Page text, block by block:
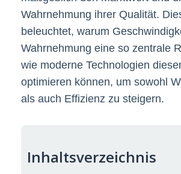
Wahrnehmung ihrer Qualität.
beleuchtet, warum
Wahrnehmung eine so zentrale
wie moderne Technologien
optimieren können, um sowohl
als auch Effizienz zu steigern.
Inhaltsverzeichnis